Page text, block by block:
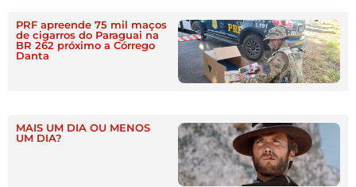
PRF apreende 75 mil maços
de cigarros do Paraguai na
BR 262 próximo a Córrego
Danta
MAIS UM DIA OU MENOS
UM DIA?